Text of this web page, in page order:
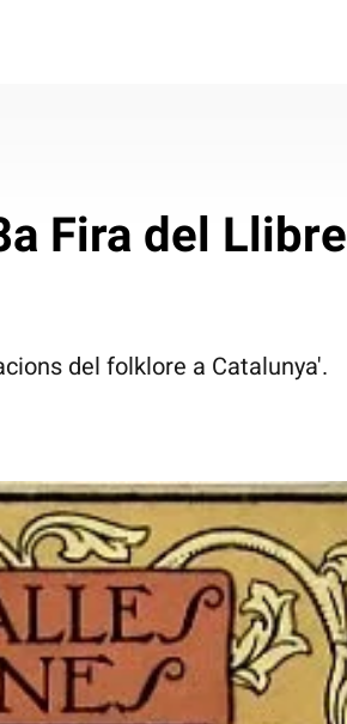
Fira del Llibre
del folklore a Catalunya'.